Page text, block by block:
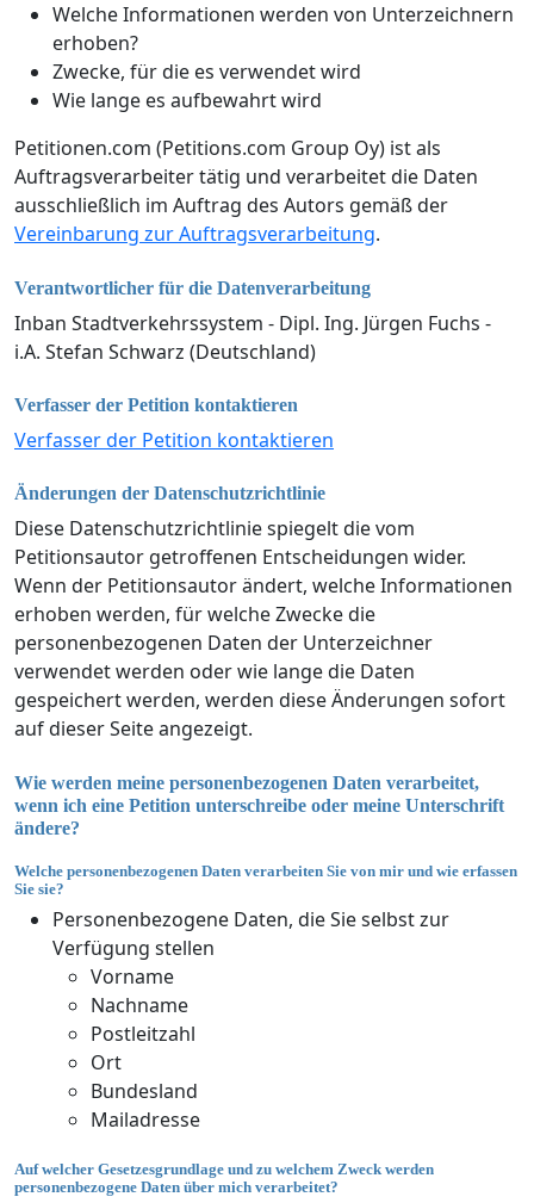
Welche Informationen werden von Unterzeichnern
erhoben?
Zwecke, für die es verwendet wird
Wie lange es aufbewahrt wird
Petitionen.com (Petitions.com Group Oy) ist als
Auftragsverarbeiter tätig und verarbeitet die Daten
ausschließlich im Auftrag des Autors gemäß der
Vereinbarung zur Auftragsverarbeitung.
Verantwortlicher für die Datenverarbeitung
Inban Stadtverkehrssystem - Dipl. Ing. Jürgen Fuchs -
i.A. Stefan Schwarz (Deutschland)
Verfasser der Petition kontaktieren
Verfasser der Petition kontaktieren
Änderungen der Datenschutzrichtlinie
Diese Datenschutzrichtlinie spiegelt die vom
Petitionsautor getroffenen Entscheidungen wider.
Wenn der Petitionsautor ändert, welche Informationen
erhoben werden, für welche Zwecke die
personenbezogenen Daten der Unterzeichner
verwendet werden oder wie lange die Daten
gespeichert werden, werden diese Änderungen sofort
auf dieser Seite angezeigt.
Wie werden meine personenbezogenen Daten verarbeitet,
wenn ich eine Petition unterschreibe oder meine Unterschrift
ändere?
Welche personenbezogenen Daten verarbeiten Sie von mir und wie erfassen
Sie sie?
Personenbezogene Daten, die Sie selbst zur
Verfügung stellen
Vorname
Nachname
Postleitzahl
Ort
Bundesland
Mailadresse
Auf welcher Gesetzesgrundlage und zu welchem Zweck werden
personenbezogene Daten über mich verarbeitet?